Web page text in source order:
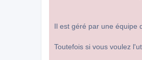
Il est géré par une équipe
Toutefois si vous voulez